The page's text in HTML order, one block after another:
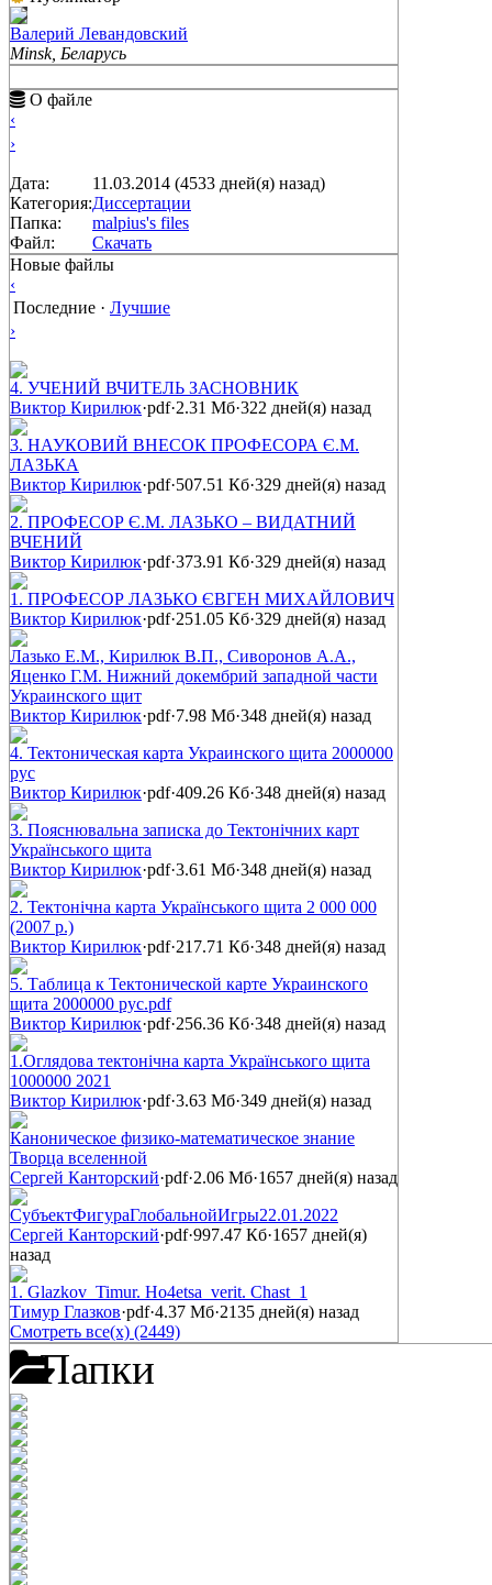
Валерий Левандовский
Minsk, Беларусь
О файле
‹
›
Дата:
11.03.2014 (4533 дней(я) назад)
Категория:Диссертации
Папка:
malpius's files
Файл:
Скачать
Новые файлы
‹
Последние · Лучшие
›
4. УЧЕНИЙ ВЧИТЕЛЬ ЗАСНОВНИК
Виктор Кирилюк·pdf·2.31 Мб·322 дней(я) назад
3. НАУКОВИЙ ВНЕСОК ПРОФЕСОРА Є.М.
ЛАЗЬКА
Виктор Кирилюк·pdf·507.51 Кб·329 дней(я) назад
2. ПРОФЕСОР Є.М. ЛАЗЬКО – ВИДАТНИЙ
ВЧЕНИЙ
Виктор Кирилюк·pdf·373.91 Кб·329 дней(я) назад
1. ПРОФЕСОР ЛАЗЬКО ЄВГЕН МИХАЙЛОВИЧ
Виктор Кирилюк·pdf·251.05 Кб·329 дней(я) назад
Лазько Е.М., Кирилюк В.П., Сиворонов А.А.,
Яценко Г.М. Нижний докембрий западной части
Украинского щит
Виктор Кирилюк·pdf·7.98 Мб·348 дней(я) назад
4. Тектоническая карта Украинского щита 2000000
рус
Виктор Кирилюк·pdf·409.26 Кб·348 дней(я) назад
3. Пояснювальна записка до Тектонічних карт
Українського щита
Виктор Кирилюк·pdf·3.61 Мб·348 дней(я) назад
2. Тектонічна карта Українського щита 2 000 000
(2007 р.)
Виктор Кирилюк·pdf·217.71 Кб·348 дней(я) назад
5. Таблица к Тектонической карте Украинского
щита 2000000 рус.pdf
Виктор Кирилюк·pdf·256.36 Кб·348 дней(я) назад
1.Оглядова тектонічна карта Українського щита
1000000 2021
Виктор Кирилюк·pdf·3.63 Мб·349 дней(я) назад
Каноническое физико-математическое знание
Творца вселенной
Сергей Канторский·pdf·2.06 Мб·1657 дней(я) назад
СубъектФигураГлобальнойИгры22.01.2022
Сергей Канторский·pdf·997.47 Кб·1657 дней(я)
назад
1. Glazkov_Timur. Ho4etsa_verit. Chast_1
Тимур Глазков·pdf·4.37 Мб·2135 дней(я) назад
Смотреть все(х) (2449)
Папки